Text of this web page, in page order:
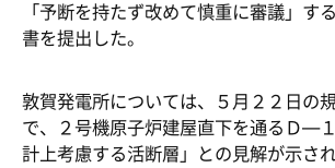
「予断を持たず改めて慎重に審議」す
書を提出した。
敦賀発電所については、５月２２日の
で、２号機原子炉建屋直下を通るＤ―
計上考慮する活断層」との見解が示さ